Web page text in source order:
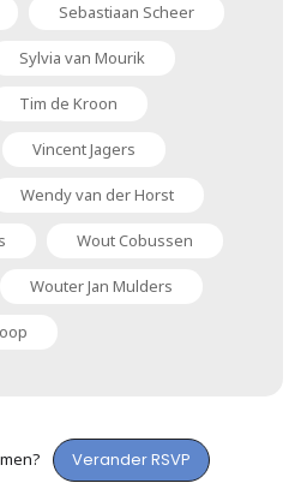
Sebastiaan Scheer
Sylvia van Mourik
Tim de Kroon
Vincent Jagers
Wendy van der Horst
Wout Cobussen
Wouter Jan Mulders
Verander RSVP